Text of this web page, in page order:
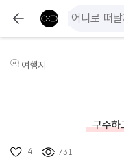
여행지
구수하
4 731